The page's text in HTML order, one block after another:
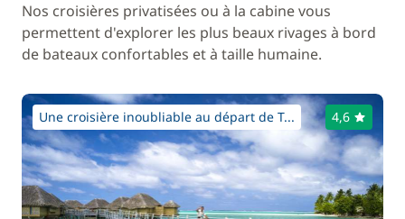
Nos croisières privatisées ou à la cabine vous
permettent d'explorer les plus beaux rivages à bord
de bateaux confortables et à taille humaine.
Une croisière inoubliable au départ de T... 4,6